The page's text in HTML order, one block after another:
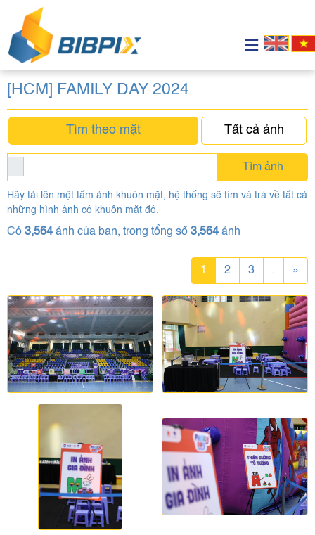
[HCM] FAMILY DAY 2024
Tìm theo mặt Tất cả ảnh
Tìm ảnh
Hãy tải lên một tấm ảnh khuôn mặt, hệ thống sẽ tìm và trả về tất cả
những hình ảnh có khuôn mặt đó.
Có 3,564 ảnh của bạn, trong tổng số 3,564 ảnh
1 2 3 . »